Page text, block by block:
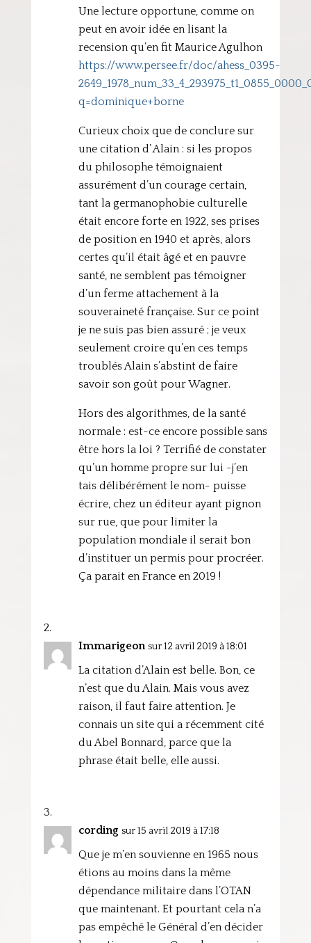
Une lecture opportune, comme on
peut en avoir idée en lisant la
recension qu’en fit Maurice Agulhon
https://www.persee.fr/doc/ahess_0395-
q=dominique+borne
Curieux choix que de conclure sur
une citation d’ Alain : si les propos
du philosophe témoignaient
assurément d’un courage certain,
tant la germanophobie culturelle
était encore forte en 1922, ses prises
de position en 1940 et après, alors
certes qu’il était âgé et en pauvre
santé, ne semblent pas témoigner
d’un ferme attachement à la
souveraineté française. Sur ce point
je ne suis pas bien assuré ; je veux
seulement croire qu’en ces temps
troublés Alain s’abstint de faire
savoir son goût pour Wagner.
Hors des algorithmes, de la santé
normale : est-ce encore possible sans
être hors la loi ? Terrifié de constater
qu’un homme propre sur lui -j’en
tais délibérément le nom- puisse
écrire, chez un éditeur ayant pignon
sur rue, que pour limiter la
population mondiale il serait bon
d’instituer un permis pour procréer.
Ça parait en France en 2019 !
Immarigeon sur 12 avril 2019 à 18:01
La citation d’Alain est belle. Bon, ce
n’est que du Alain. Mais vous avez
raison, il faut faire attention. Je
connais un site qui a récemment cité
du Abel Bonnard, parce que la
phrase était belle, elle aussi.
cording sur 15 avril 2019 à 17:18
Que je m’en souvienne en 1965 nous
étions au moins dans la même
dépendance militaire dans l’OTAN
que maintenant. Et pourtant cela n’a
pas empêché le Général d’en décider